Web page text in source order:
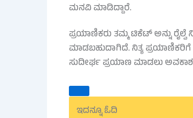
ಮನವಿ ಮಾಡಿದ್ದಾರೆ.
ಪ್ರಯಾಣಿಕರು ತಮ್ಮ ಟಿಕೆಟ್ ಅನ್ನು
ಮಾಡಬಹುದಾಗಿದೆ. ನಿತ್ಯ
ಸುದೀರ್ಘ ಪ್ರಯಾಣ ಮಾಡಲು ಅವಕಾಶ
ಇದನ್ನೂ ಓದಿ